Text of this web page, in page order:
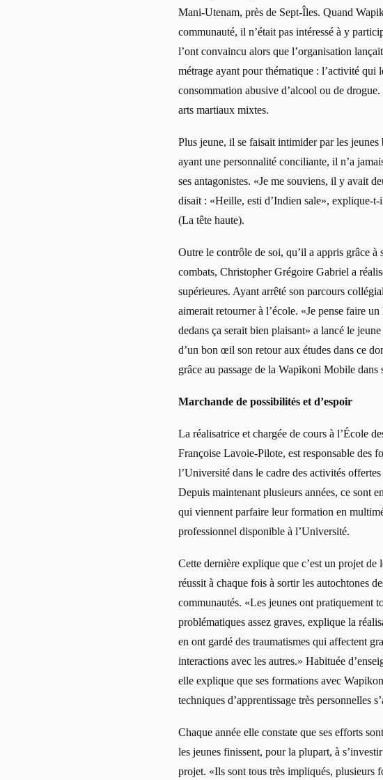
Mani-Utenam, près de Sept-Îles. Quand
communauté, il n’était pas intéressé à y
l’ont convaincu alors que l’organisation
métrage ayant pour thématique : l’activité qui
consommation abusive d’alcool ou de
arts martiaux mixtes.
Plus jeune, il se faisait intimider par les
ayant une personnalité conciliante, il n’a
ses antagonistes. «Je me souviens, il y avait
disait : «Heille, esti d’Indien sale», explique-
(La tête haute).
Outre le contrôle de soi, qu’il a appris grâce à
combats, Christopher Grégoire Gabriel a
supérieures. Ayant arrêté son parcours
aimerait retourner à l’école. «Je pense faire
dedans ça serait bien plaisant» a lancé le
d’un bon œil son retour aux études dans ce
grâce au passage de la Wapikoni Mobile dans
Marchande de possibilités et d’espoir
La réalisatrice et chargée de cours à l’École
Françoise Lavoie-Pilote, est responsable des
l’Université dans le cadre des activités
Depuis maintenant plusieurs années, ce sont
qui viennent parfaire leur formation en
professionnel disponible à l’Université.
Cette dernière explique que c’est un projet de
réussit à chaque fois à sortir les autochtones
communautés. «Les jeunes ont pratiquement
problématiques assez graves, explique la
en ont gardé des traumatismes qui affectent
interactions avec les autres.» Habituée
elle explique que ses formations avec
techniques d’apprentissage très personnelles
Chaque année elle constate que ses efforts
les jeunes finissent, pour la plupart, à
projet. «Ils sont tous très impliqués, plusieurs